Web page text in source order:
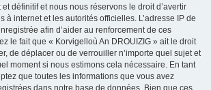
définitif et nous nous réservons le droit d’avertir
à internet et les autorités officielles. L’adresse IP de
afin d’aider au renforcement de ces
le fait que « Korvigelloù An DROUIZIG » ait le droit
de déplacer ou de verrouiller n’importe quel sujet et
moment si nous estimons cela nécessaire. En tant
que toutes les informations que vous avez
dans notre base de données. Bien que ces